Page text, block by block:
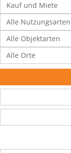
Kauf und Miete
Alle Nutzungsarten
Alle Objektarten
Alle Orte